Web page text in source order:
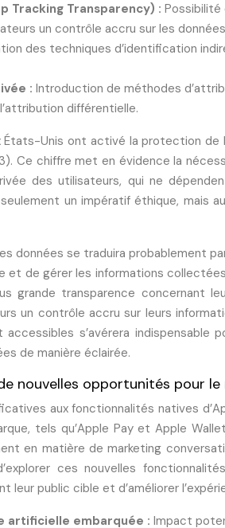
Tracking Transparency) : Possibilité
un contrôle accru sur les
des techniques d’identification
: Introduction de méthodes
différentielle.
États-Unis ont activé la protection
Ce chiffre met en évidence la
des utilisateurs, qui ne
un impératif éthique, mais
données se traduira probablement
et de gérer les informations
grande transparence concernant
un contrôle accru sur leurs
s’avérera indispensable
de manière éclairée.
nouvelles opportunités pour
aux fonctionnalités natives
tels qu’Apple Pay et Apple
en matière de marketing
ces nouvelles
public cible et d’améliorer
artificielle embarquée : Impact